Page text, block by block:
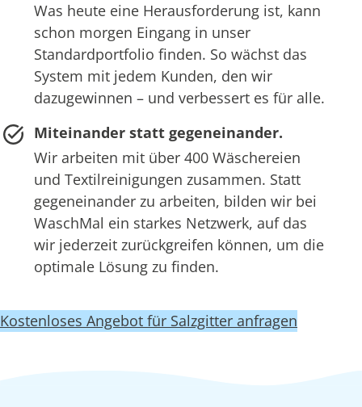
Was heute eine Herausforderung ist, kann
schon morgen Eingang in unser
Standardportfolio finden. So wächst das
System mit jedem Kunden, den wir
dazugewinnen – und verbessert es für alle.
Miteinander statt gegeneinander.
Wir arbeiten mit über 400 Wäschereien
und Textilreinigungen zusammen. Statt
gegeneinander zu arbeiten, bilden wir bei
WaschMal ein starkes Netzwerk, auf das
wir jederzeit zurückgreifen können, um die
optimale Lösung zu finden.
Kostenloses Angebot für Salzgitter anfragen